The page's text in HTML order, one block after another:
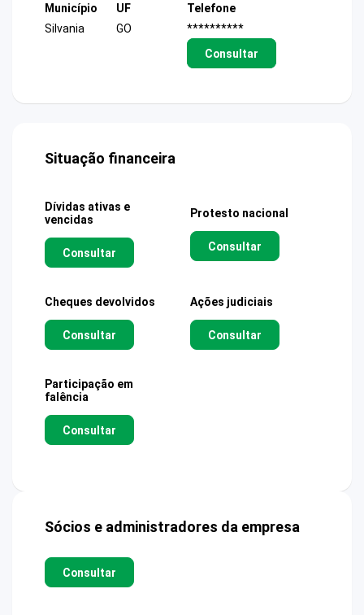
Município
Silvania
UF
GO
Telefone
**********
Consultar
Situação financeira
Dívidas ativas e
vencidas
Consultar
Protesto nacional
Consultar
Cheques devolvidos
Consultar
Ações judiciais
Consultar
Participação em
falência
Consultar
Sócios e administradores da empresa
Consultar